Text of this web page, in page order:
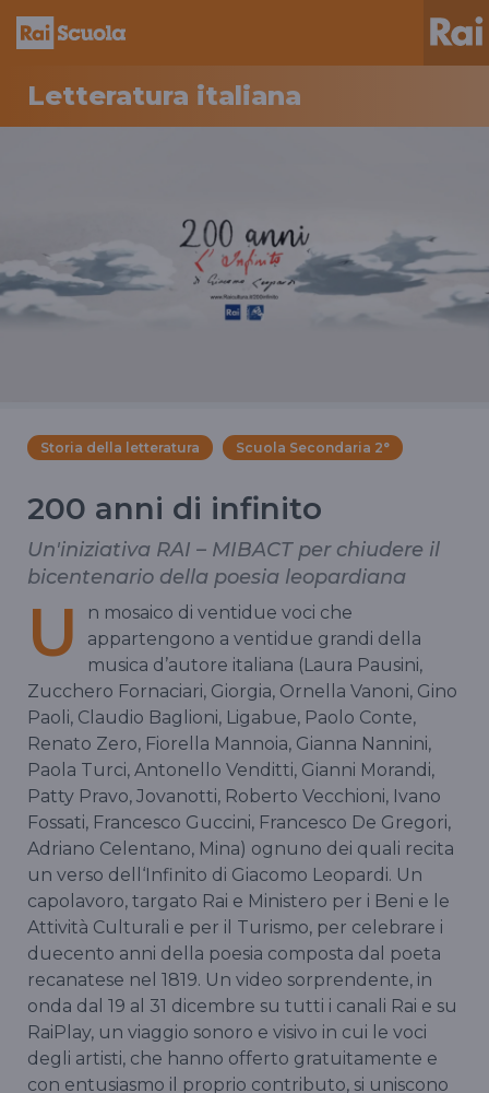
Letteratura italiana
Storia della letteratura Scuola Secondaria 2°
200 anni di infinito
Un'iniziativa RAI – MIBACT per chiudere il
bicentenario della poesia leopardiana
U
n mosaico di ventidue voci che
appartengono a ventidue grandi della
musica d’autore italiana (Laura Pausini,
Zucchero Fornaciari, Giorgia, Ornella Vanoni, Gino
Paoli, Claudio Baglioni, Ligabue, Paolo Conte,
Renato Zero, Fiorella Mannoia, Gianna Nannini,
Paola Turci, Antonello Venditti, Gianni Morandi,
Patty Pravo, Jovanotti, Roberto Vecchioni, Ivano
Fossati, Francesco Guccini, Francesco De Gregori,
Adriano Celentano, Mina) ognuno dei quali recita
un verso dell‘Infinito di Giacomo Leopardi. Un
capolavoro, targato Rai e Ministero per i Beni e le
Attività Culturali e per il Turismo, per celebrare i
duecento anni della poesia composta dal poeta
recanatese nel 1819. Un video sorprendente, in
onda dal 19 al 31 dicembre su tutti i canali Rai e su
RaiPlay, un viaggio sonoro e visivo in cui le voci
degli artisti, che hanno offerto gratuitamente e
con entusiasmo il proprio contributo, si uniscono